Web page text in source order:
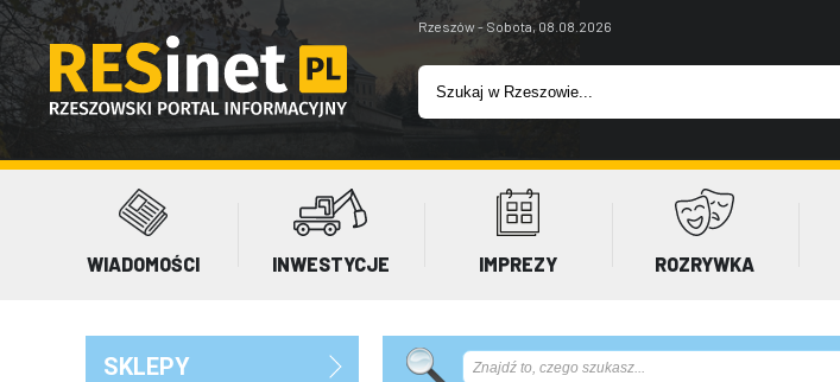
Rzeszów - Sobota, 08.08.2026
WIADOMOŚCI INWESTYCJE IMPREZY ROZRYWKA
SKLEPY